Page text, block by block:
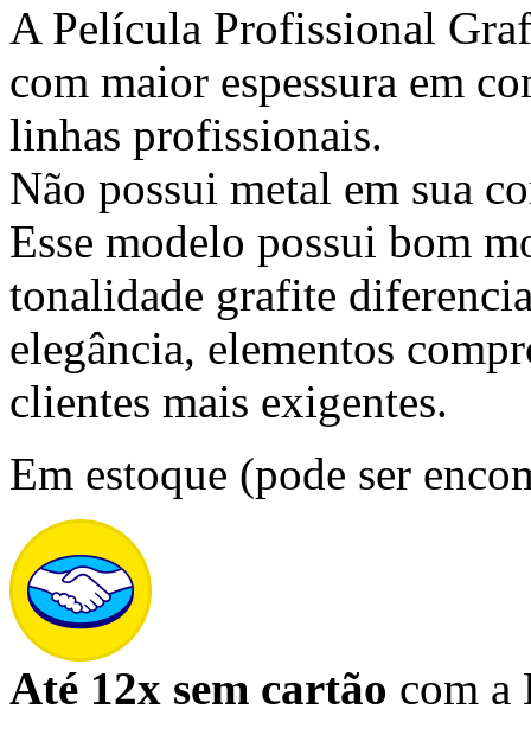
A Película Profissional
com maior espessura em
linhas profissionais.
Não possui metal em sua
Esse modelo possui bom
tonalidade grafite
elegância, elementos
clientes mais exigentes.
Em estoque (pode ser
Até 12x sem cartão com a